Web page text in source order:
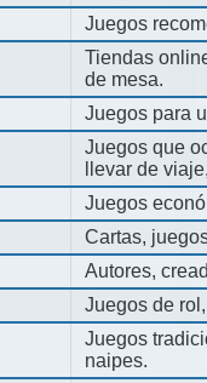
Juegos
Tiendas
de mesa.
Juegos para
Juegos que
llevar de
Juegos
Cartas,
Autores,
Juegos de
Juegos
naipes.